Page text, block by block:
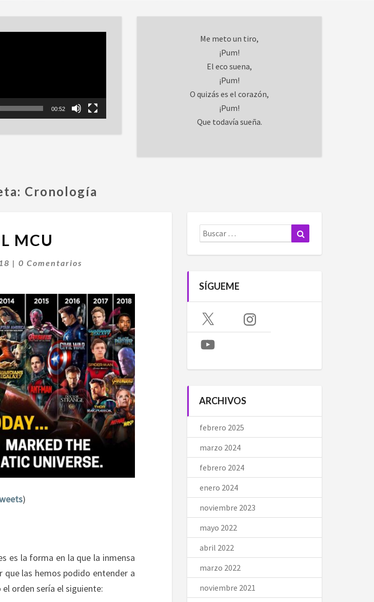
00:52
Me meto un tiro,
¡Pum!
El eco suena,
¡Pum!
O quizás es el corazón,
¡Pum!
Que todavía sueña.
Cronología
MCU
|Comentarios
0 Comentarios
)
es la forma en la que la inmensa
que las hemos podido entender a
orden sería el siguiente:
Buscar:
SÍGUEME
X Instagram
YouTube
ARCHIVOS
febrero 2025
marzo 2024
febrero 2024
enero 2024
noviembre 2023
mayo 2022
abril 2022
marzo 2022
noviembre 2021